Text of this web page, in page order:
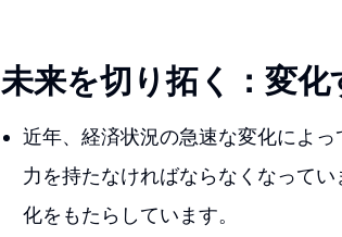
未来を切り拓く：変
近年、経済状況の急速な変化によ
力を持たなければならなくなって
化をもたらしています。